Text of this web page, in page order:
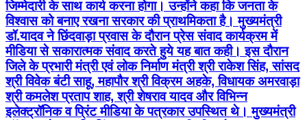
जिम्मेदारी के साथ कार्य करना होगा। उन्होंने कहा कि जनता के
विश्वास को बनाए रखना सरकार की प्राथमिकता है। मुख्यमंत्री
डॉ.यादव ने छिंदवाड़ा प्रवास के दौरान प्रेस संवाद कार्यक्रम में
मीडिया से सकारात्मक संवाद करते हुये यह बात कही। इस दौरान
जिले के प्रभारी मंत्री एवं लोक निर्माण मंत्री श्री राकेश सिंह, सांसद
श्री विवेक बंटी साहू, महापौर श्री विक्रम अहके, विधायक अमरवाड़ा
श्री कमलेश प्रताप शाह, श्री शेषराव यादव और विभिन्न
इलेक्ट्रॉनिक व प्रिंट मीडिया के पत्रकार उपस्थित थे। मुख्यमंत्री